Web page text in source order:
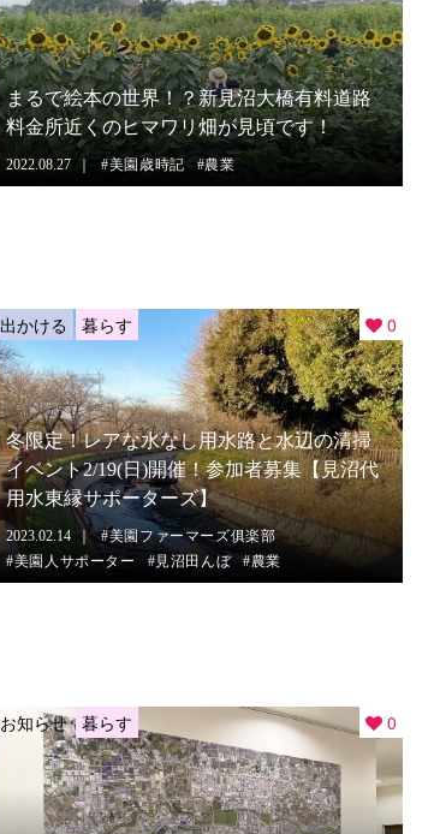
まるで絵本の世界！？新見沼大橋有料道路
料金所近くのヒマワリ畑が見頃です！
2022.08.27 美園歳時記 農業
出かける 暮らす 0
冬限定！レアな水なし用水路と水辺の清掃
イベント2/19(日)開催！参加者募集【見沼代
用水東縁サポーターズ】
2023.02.14
美園ファーマーズ俱楽部
美園人サポーター
見沼田んぼ 農業
お知らせ 暮らす 0